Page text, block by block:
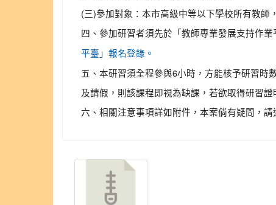
(三)參加對象：本市高級中等以下學校所有教師
四、參加研習者須先於「教師專業發展支持作業
平臺」報名登錄。
五、本研習須全程參與6小時，方能核予研習時
及請假，則該課程即視為缺課，若欲取得研習證
六、相關注意事項詳如附件，本案倘有疑問，